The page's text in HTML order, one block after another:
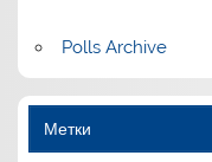
Polls Archive
Метки